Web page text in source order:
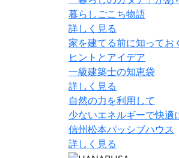
暮らしごこち物語
詳しく見る
家を建てる前に知ってお
ヒントとアイデア
一級建築士の知恵袋
詳しく見る
自然の力を利用して
少ないエネルギーで快適
信州松本パッシブハウス
詳しく見る